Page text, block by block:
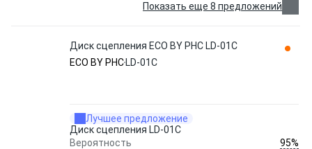
Показать еще 8 предложений
Диск сцепления ECO BY PHC LD-01C
ECO BY PHC LD-01C
Лучшее предложение
Диск сцепления LD-01C
Вероятность
95%